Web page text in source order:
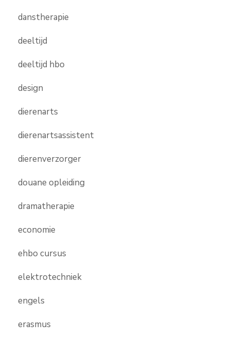
danstherapie
deeltijd
deeltijd hbo
design
dierenarts
dierenartsassistent
dierenverzorger
douane opleiding
dramatherapie
economie
ehbo cursus
elektrotechniek
engels
erasmus